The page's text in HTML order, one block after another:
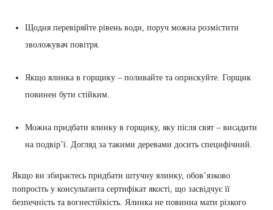
Щодня перевіряйте рівень води, поруч можна розмістити
зволожувач повітря.
Якщо ялинка в горщику – поливайте та оприскуйте. Горщик
повинен бути стійким.
Можна придбати ялинку в горщику, яку після свят – висадити
на подвір’ї. Догляд за такими деревами досить специфічний.
Якщо ви збираєтесь придбати штучну ялинку, обов’язково
попросіть у консультанта сертифікат якості, що засвідчує її
безпечність та вогнестійкість. Ялинка не повинна мати різкого